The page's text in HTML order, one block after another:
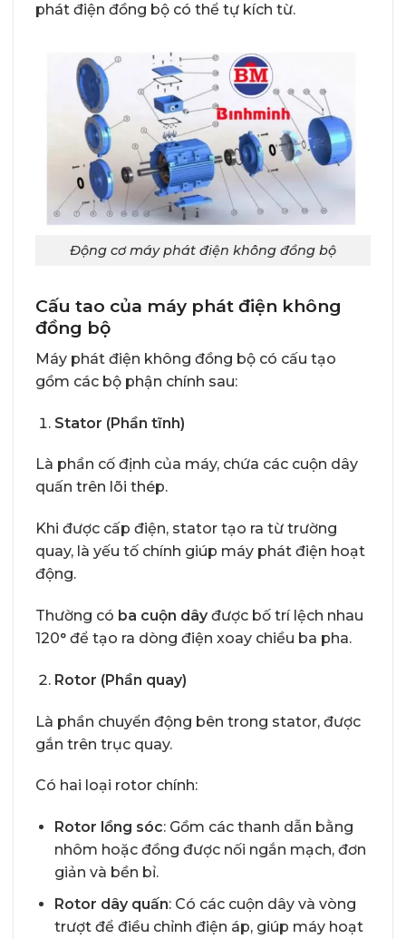
phát điện đồng bộ có thể tự kích từ.
Động cơ máy phát điện không đồng bộ
Cấu tao của máy phát điện không
đồng bộ
Máy phát điện không đồng bộ có cấu tạo
gồm các bộ phận chính sau:
Stator (Phần tĩnh)
Là phần cố định của máy, chứa các cuộn dây
quấn trên lõi thép.
Khi được cấp điện, stator tạo ra từ trường
quay, là yếu tố chính giúp máy phát điện hoạt
động.
Thường có ba cuộn dâyđược bố trí lệch nhau
120° để tạo ra dòng điện xoay chiều ba pha.
Rotor (Phần quay)
Là phần chuyển động bên trong stator, được
gắn trên trục quay.
Có hai loại rotor chính:
Rotor lồng sóc: Gồm các thanh dẫn bằng
nhôm hoặc đồng được nối ngắn mạch, đơn
giản và bền bỉ.
Rotor dây quấn: Có các cuộn dây và vòng
trượt để điều chỉnh điện áp, giúp máy hoạt